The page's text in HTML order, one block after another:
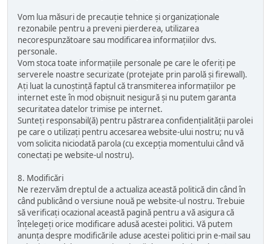
Vom lua măsuri de precauție tehnice și organizaționale
rezonabile pentru a preveni pierderea, utilizarea
necorespunzătoare sau modificarea informațiilor dvs.
personale.
Vom stoca toate informațiile personale pe care le oferiți pe
serverele noastre securizate (protejate prin parolă și firewall).
Ați luat la cunoștință faptul că transmiterea informațiilor pe
internet este în mod obișnuit nesigură și nu putem garanta
securitatea datelor trimise pe internet.
Sunteți responsabil(ă) pentru păstrarea confidențialității parolei
pe care o utilizați pentru accesarea website-ului nostru; nu vă
vom solicita niciodată parola (cu excepția momentului când vă
conectați pe website-ul nostru).
8. Modificări
Ne rezervăm dreptul de a actualiza această politică din când în
când publicând o versiune nouă pe website-ul nostru. Trebuie
să verificați ocazional această pagină pentru a vă asigura că
înțelegeți orice modificare adusă acestei politici. Vă putem
anunța despre modificările aduse acestei politici prin e-mail sau